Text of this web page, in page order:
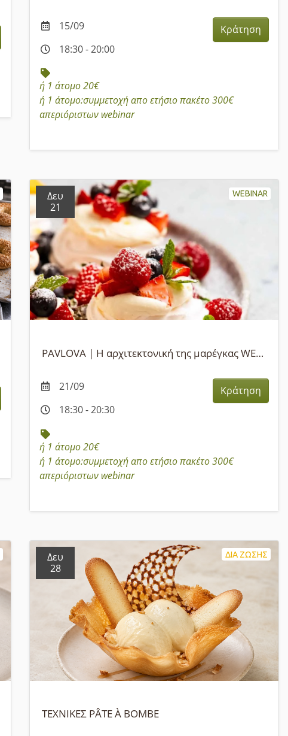
Κράτηση
15/09
18:30 - 20:00
ή 1 άτομο 20€
ή 1 άτομο:συμμετοχή απο ετήσιο πακέτο 300€
απεριόριστων webinar
WEBINAR
PAVLOVA | Η αρχιτεκτονική της μαρέγκας WEBINAR
Δευ
21
Κράτηση
21/09
18:30 - 20:30
ή 1 άτομο 20€
ή 1 άτομο:συμμετοχή απο ετήσιο πακέτο 300€
απεριόριστων webinar
ΔΙΑ ΖΩΣΗΣ
ΤΕΧΝΙΚΕΣ PÂTE À BOMBE
Δευ
28